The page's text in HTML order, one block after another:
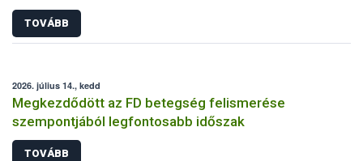
indokolatlan aggodalmat kelthet
TOVÁBB
2026. július 14., kedd
Megkezdődött az FD betegség felismerése
szempontjából legfontosabb időszak
TOVÁBB